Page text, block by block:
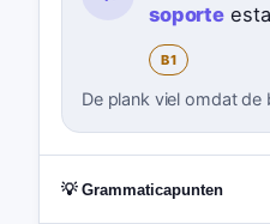
soporte
B1
De plank viel omdat
💡 Grammaticapunten